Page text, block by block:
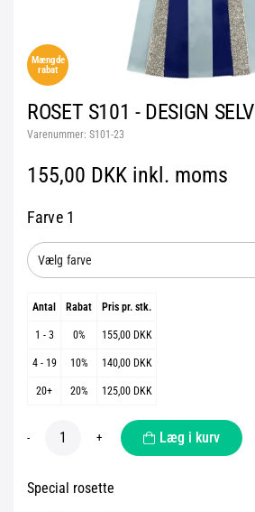
Mængde
rabat
ROSET S101 - DESIGN SELV
Varenummer: S101-23
155,00 DKK inkl. moms
Farve 1
Vælg farve
Antal Rabat Pris pr. stk.
1 - 3 0% 155,00 DKK
4 - 19 10% 140,00 DKK
20+ 20% 125,00 DKK
- + Læg i kurv
Special rosette